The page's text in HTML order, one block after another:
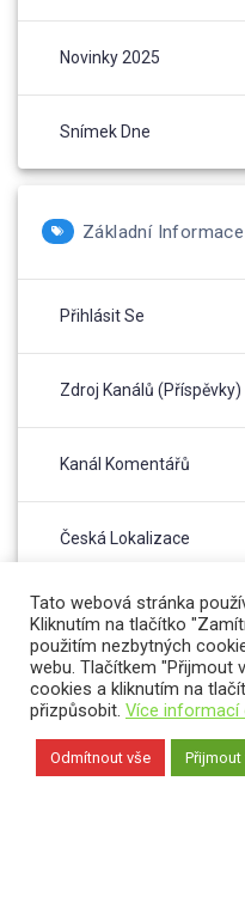
Novinky 2025
Snímek Dne
Základní Informace
Přihlásit Se
Zdroj Kanálů (příspěvky)
Kanál Komentářů
Česká Lokalizace
Tato webová stránka
Kliknutím na tlačítko
použitím nezbytných
webu. Tlačítkem "Přijmout
cookies a kliknutím na
přizpůsobit. Více informací
Odmítnout vše Přijmout